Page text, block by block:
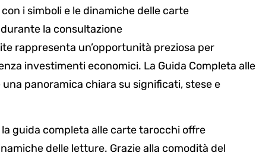
i simboli e le dinamiche delle carte
la consultazione
rappresenta un’opportunità preziosa per
investimenti economici. La Guida Completa alle
panoramica chiara su significati, stese e
guida completa alle carte tarocchi offre
delle letture. Grazie alla comodità del